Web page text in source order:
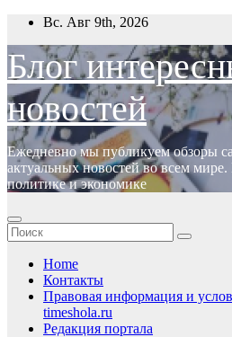
Перейти
содержимому
Вс. Авг 9th, 2026
Блог
новостей
Ежедневно мы публикуем обзоры
актуальных новостей во всем
политике и экономике
Home
Контакты
Правовая информация и
timeshola.ru
Редакция портала